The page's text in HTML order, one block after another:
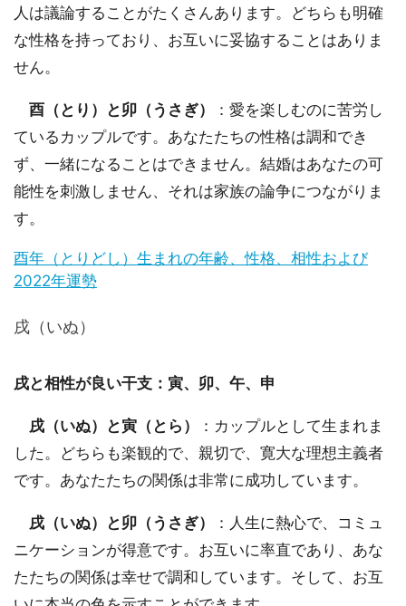
人は議論することがたくさんあります。どちらも明確
な性格を持っており、お互いに妥協することはありま
せん。
酉（とり）と卯（うさぎ）
：愛を楽しむのに苦労し
ているカップルです。あなたたちの性格は調和でき
ず、一緒になることはできません。結婚はあなたの可
能性を刺激しません、それは家族の論争につながりま
す。
酉年（とりどし）生まれの年齢、性格、相性および
2022年運勢
戌（いぬ）
戌と相性が良い干支：寅、卯、午、申
戌（いぬ）と寅（とら）
：カップルとして生まれま
した。どちらも楽観的で、親切で、寛大な理想主義者
です。あなたたちの関係は非常に成功しています。
戌（いぬ）と卯（うさぎ）
：人生に熱心で、コミュ
ニケーションが得意です。お互いに率直であり、あな
たたちの関係は幸せで調和しています。そして、お互